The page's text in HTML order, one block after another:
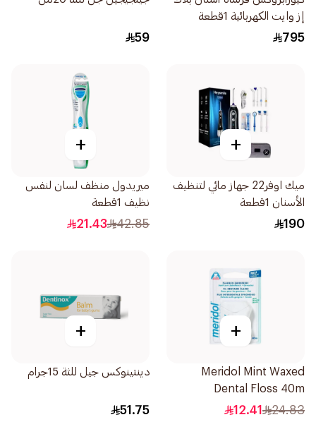
إز وايت الكهربائية 1قطعة
795
59
+
ميك اوفر22 جهاز مائي لتنظيف
الأسنان 1قطعة
190
+
ميريدول منظف لسان لنفس
نظيف 1قطعة
42.85
21.43
+
Meridol Mint Waxed
Dental Floss 40m
24.83
12.41
+
دينتينوكس جيل للثة 15جرام
51.75